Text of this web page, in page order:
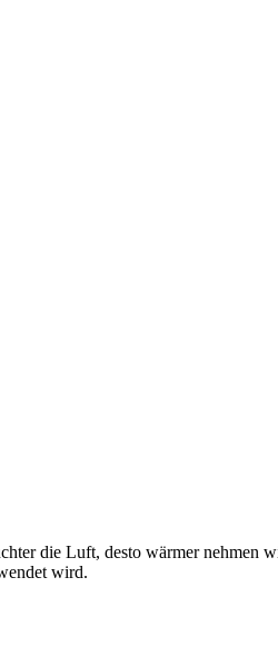
die Luft, desto wärmer nehmen
wird.